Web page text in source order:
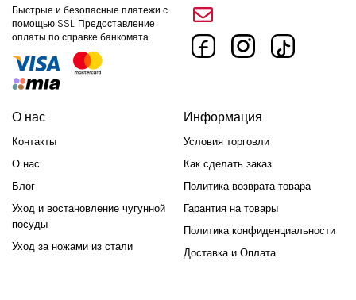
Простота и долговечность: угольные Грили имеют простой
дизайн с небольшим количеством движущихся частей, что
делает их простыми в обслуживании и долговечными с
течением времени.
искусство. Чтобы получить оптимальную температуру,
выполняйте следующие действия:
Убедитесь, что гриль чистый и что пепел, оставшийся от
предыдущего использования, был удален.
Используйте древесную стружку(щепки) или специальные
кубики для зажигания. Избегайте использования
легковоспламеняющихся жидкостей, которые могут повлиять
Быстрые и безопасные платежи с
помощью SSL. Предоставление
оплаты по справке банкомата
О нас
Контакты
О нас
Блог
Уход и востановление чугунной
посуды
Уход за ножами из стали
Информация
Условия торговли
Как сделать заказ
Политика возврата товара
Гарантия на товары
Политика конфиденциальности
Доставка и Оплата